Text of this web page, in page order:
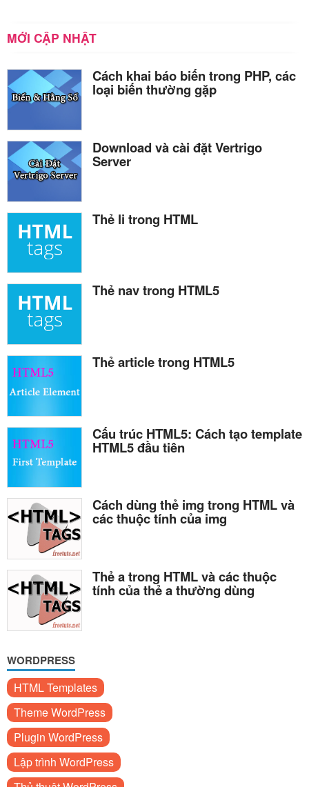
MỚI CẬP NHẬT
Cách khai báo biến trong PHP, các
loại biến thường gặp
Download và cài đặt Vertrigo
Server
Thẻ li trong HTML
Thẻ nav trong HTML5
Thẻ article trong HTML5
Cấu trúc HTML5: Cách tạo template
HTML5 đầu tiên
Cách dùng thẻ img trong HTML và
các thuộc tính của img
Thẻ a trong HTML và các thuộc
tính của thẻ a thường dùng
WORDPRESS
HTML Templates
Theme WordPress
Plugin WordPress
Lập trình WordPress